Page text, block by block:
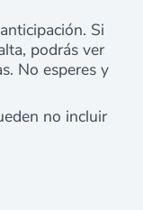
Si
podrás ver
No esperes y
no incluir